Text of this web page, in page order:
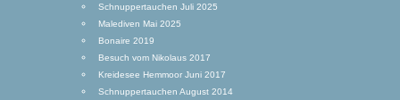
Schnuppertauchen Juli 2025
Malediven Mai 2025
Bonaire 2019
Besuch vom Nikolaus 2017
Kreidesee Hemmoor Juni 2017
Schnuppertauchen August 2014